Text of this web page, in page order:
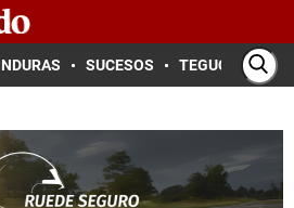
SUCESOS TEGUCIGALPA